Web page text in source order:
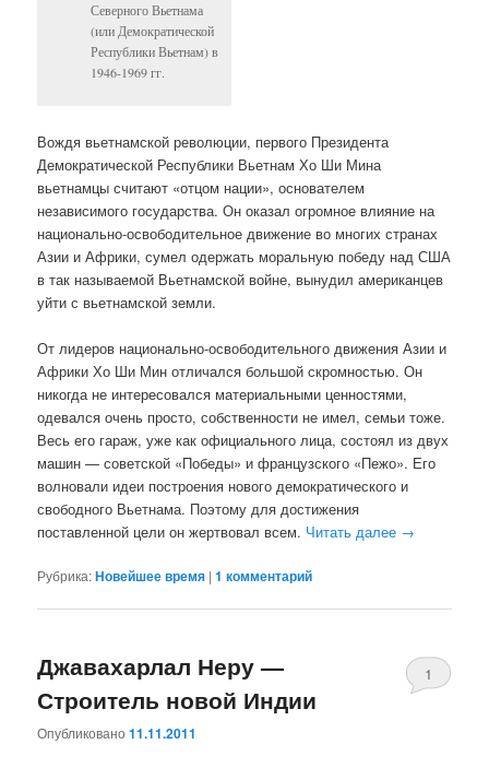
Северного Вьетнама
(или Демократической
Республики Вьетнам) в
1946-1969 гг.
Вождя вьетнамской революции, первого Президента
Демократической Республики Вьетнам Хо Ши Мина
вьетнамцы считают «отцом нации», основателем
независимого государства. Он оказал огромное влияние на
национально-освободительное движение во многих странах
Азии и Африки, сумел одержать моральную победу над США
в так называемой Вьетнамской войне, вынудил американцев
уйти с вьетнамской земли.
От лидеров национально-освободительного движения Азии и
Африки Хо Ши Мин отличался большой скромностью. Он
никогда не интересовался материальными ценностями,
одевался очень просто, собственности не имел, семьи тоже.
Весь его гараж, уже как официального лица, состоял из двух
машин — советской «Победы» и французского «Пежо». Его
волновали идеи построения нового демократического и
свободного Вьетнама. Поэтому для достижения
поставленной цели он жертвовал всем. Читать далее →
Рубрика:Новейшее время |1 комментарий
Джавахарлал Неру —
Строитель новой Индии
Опубликовано11.11.2011
1